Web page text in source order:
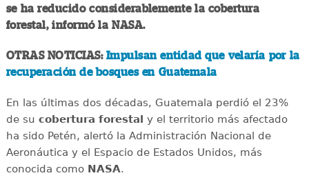
se ha reducido considerablemente la cobertura
forestal, informó la NASA.
OTRAS NOTICIAS: Impulsan entidad que velaría por la
recuperación de bosques en Guatemala
En las últimas dos décadas, Guatemala perdió el 23%
de su cobertura forestal y el territorio más afectado
ha sido Petén, alertó la Administración Nacional de
Aeronáutica y el Espacio de Estados Unidos, más
conocida como NASA.